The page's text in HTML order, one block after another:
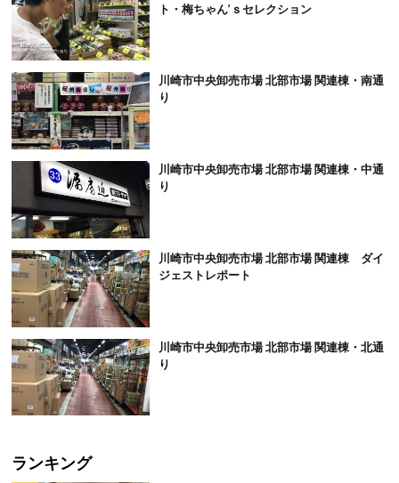
ト・梅ちゃん’ｓセレクション
川崎市中央卸売市場 北部市場 関連棟・南通
り
川崎市中央卸売市場 北部市場 関連棟・中通
り
川崎市中央卸売市場 北部市場 関連棟 ダイ
ジェストレポート
川崎市中央卸売市場 北部市場 関連棟・北通
り
ランキング